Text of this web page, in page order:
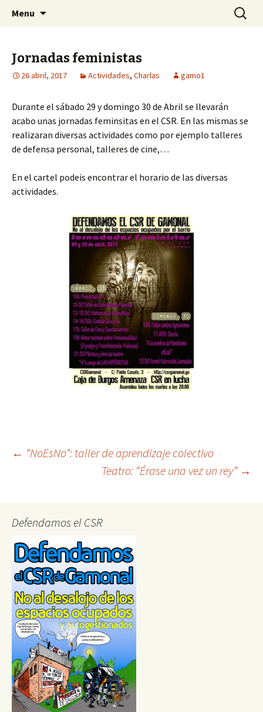
CSR Gamonal
Centro Social Recuperado Gamonal
Menu Buscar:
Jornadas feministas
26 abril, 2017 Actividades, Charlas gamo1
Durante el sábado 29 y domingo 30 de Abril se llevarán
acabo unas jornadas feminsitas en el CSR. En las mismas se
realizaran diversas actividades como por ejemplo talleres
de defensa personal, talleres de cine,…
En el cartel podeis encontrar el horario de las diversas
actividades.
Post
← “NoEsNo”: taller de aprendizaje colectivo
Teatro: “Érase una vez un rey” →
Defendamos el CSR